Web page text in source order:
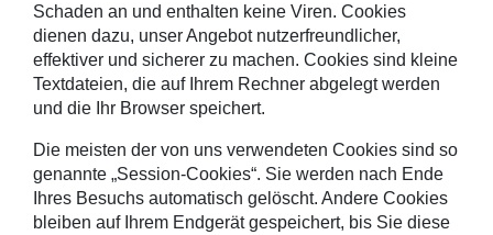
Schaden an und enthalten keine Viren. Cookies
dienen dazu, unser Angebot nutzerfreundlicher,
effektiver und sicherer zu machen. Cookies sind kleine
Textdateien, die auf Ihrem Rechner abgelegt werden
und die Ihr Browser speichert.
Die meisten der von uns verwendeten Cookies sind so
genannte „Session-Cookies“. Sie werden nach Ende
Ihres Besuchs automatisch gelöscht. Andere Cookies
bleiben auf Ihrem Endgerät gespeichert, bis Sie diese